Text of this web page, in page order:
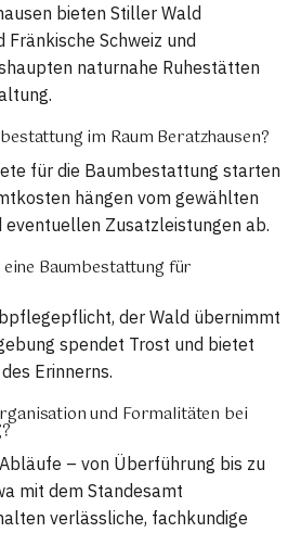
bieten Stiller Wald
Fränkische Schweiz und
naturnahe Ruhestätten
im Raum Beratzhausen?
für die Baumbestattung starten
hängen vom gewählten
Zusatzleistungen ab.
Baumbestattung für
der Wald übernimmt
spendet Trost und bietet
Erinnerns.
und Formalitäten bei
– von Überführung bis zu
mit dem Standesamt
verlässliche, fachkundige